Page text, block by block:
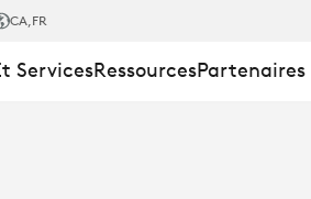
CA,FR
ServicesRessourcesPartenaires